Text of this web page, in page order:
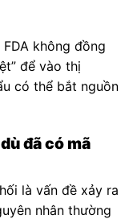
không đồng
để vào thị
có thể bắt nguồn
đã có mã
là vấn đề xảy ra
nhân thường